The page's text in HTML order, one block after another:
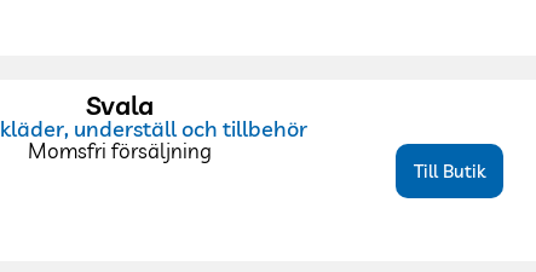
Svala
underställ och tillbehör
Momsfri försäljning
Till Butik